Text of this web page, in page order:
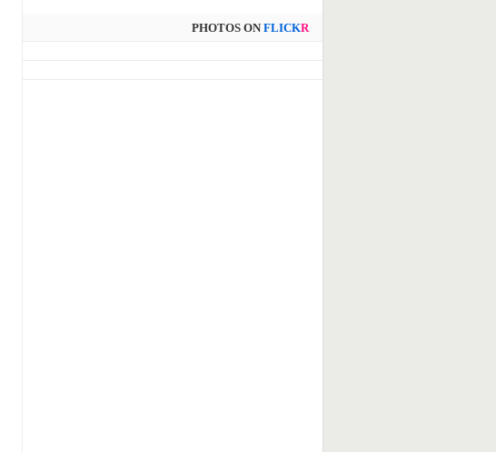
PHOTOS ON FLICKR